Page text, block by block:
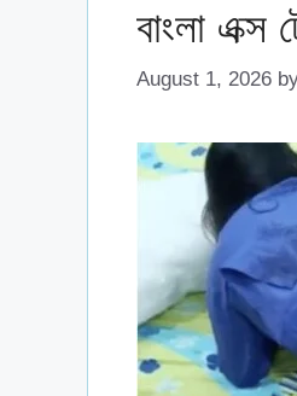
বাংলা এক্স
August 1, 2026